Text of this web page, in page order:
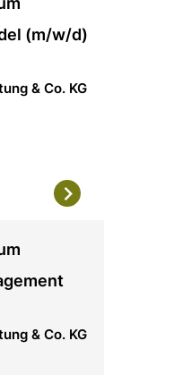
(m/w/d)
& Co. KG
& Co. KG